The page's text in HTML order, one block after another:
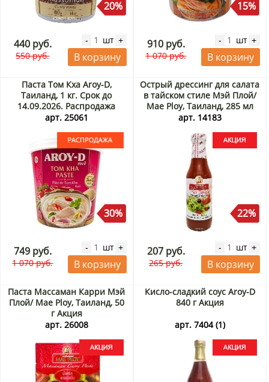
20%
440 руб.
550 руб.
- шт +
В корзину
15%
910 руб.
1 070 руб.
- шт +
В корзину
Паста Том Кха Aroy-D,
Таиланд, 1 кг. Срок до
14.09.2026. Распродажа
арт. 25061
30%
749 руб.
1 070 руб.
- шт +
В корзину
Острый дрессинг для салата
в тайcком стиле Мэй Плой/
Mae Ploy, Таиланд, 285 мл
Акция
арт. 14183
22%
207 руб.
265 руб.
- шт +
В корзину
Паста Массаман Карри Мэй
Плой/ Mae Ploy, Таиланд, 50
г Акция
арт. 26008
Кисло-сладкий соус Aroy-D
840 г Акция
арт. 7404 (1)